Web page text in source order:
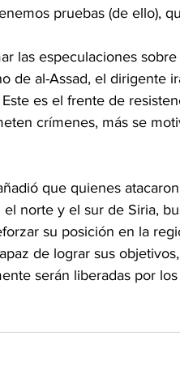
pruebas (de ello),
las especulaciones
de al-Assad, el dirigente
es el frente de
crímenes, más se
que quienes
el norte y el sur de Siria,
su posición en la
de lograr sus
serán liberadas por